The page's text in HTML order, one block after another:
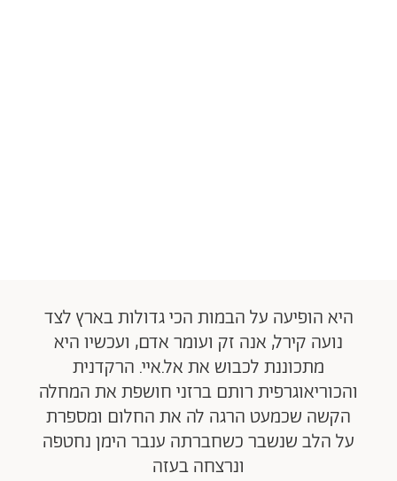
היא הופיעה על הבמות הכי גדולות בארץ לצד
נועה קירל, אנה זק ועומר אדם, ועכשיו היא
מתכוננת לכבוש את אל.איי. הרקדנית
והכוריאוגרפית רותם ברזני חושפת את המחלה
הקשה שכמעט הרגה לה את החלום ומספרת
על הלב שנשבר כשחברתה ענבר הימן נחטפה
ונרצחה בעזה